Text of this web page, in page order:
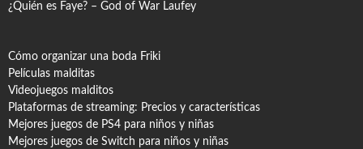
¿Quién es Faye? – God of War Laufey
Cómo organizar una boda Friki
Películas malditas
Videojuegos malditos
Plataformas de streaming: Precios y características
Mejores juegos de PS4 para niños y niñas
Mejores juegos de Switch para niños y niñas